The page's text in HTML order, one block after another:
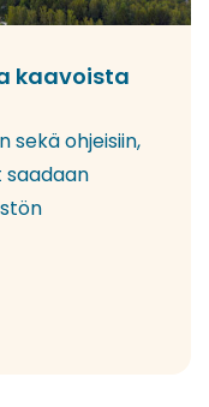
kaavoista
sekä ohjeisiin,
saadaan